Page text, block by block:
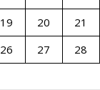
19 20 21
26 27 28